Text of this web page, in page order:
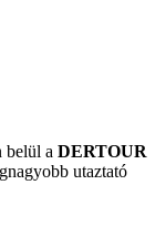
fitnesz (16 éves
korig),
belül a DERTOUR
utaztató